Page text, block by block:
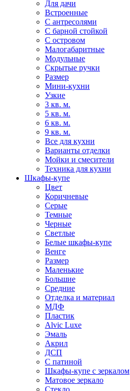
Для дачи
Встроенные
С антресолями
С барной стойкой
С островом
Малогабаритные
Модульные
Скрытые ручки
Размер
Мини-кухни
Узкие
3 кв. м.
5 кв. м.
6 кв. м.
9 кв. м.
Все для кухни
Варианты отделки
Мойки и смесители
Техника для кухни
Шкафы-купе
Цвет
Коричневые
Серые
Темные
Черные
Светлые
Белые шкафы-купе
Венге
Размер
Маленькие
Большие
Средние
Отделка и материал
МДФ
Пластик
Alvic Luxe
Эмаль
Акрил
ДСП
С патиной
Шкафы-купе с зеркалом
Матовое зеркало
Стекло